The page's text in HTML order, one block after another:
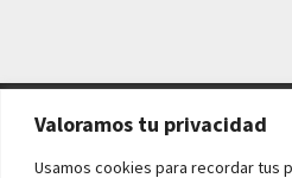
Valoramos tu privacidad
Usamos cookies para recordar tus
AVISO LEGAL Y POLÍTICAS